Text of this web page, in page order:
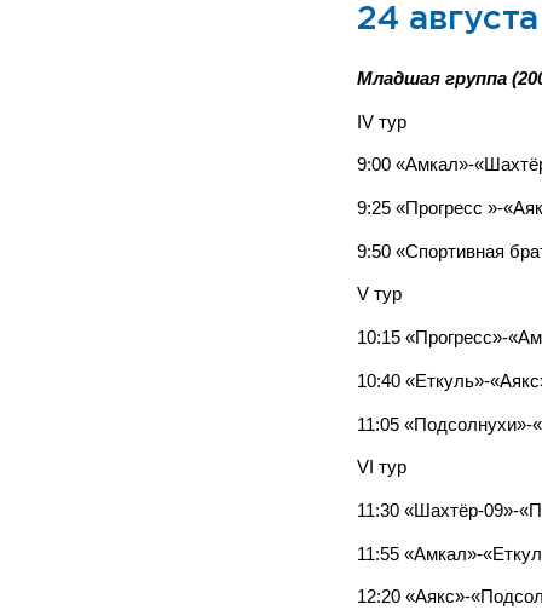
24 августа
Младшая группа
IV тур
9:00 «Амкал»-
9:25 «Прогресс »-
9:50 «Спортивная
V тур
10:15 «Прогресс»-
10:40 «Еткуль»-
11:05 «Подсолнухи»-
VI тур
11:30 «Шахтёр-09»-
11:55 «Амкал»-
12:20 «Аякс»-